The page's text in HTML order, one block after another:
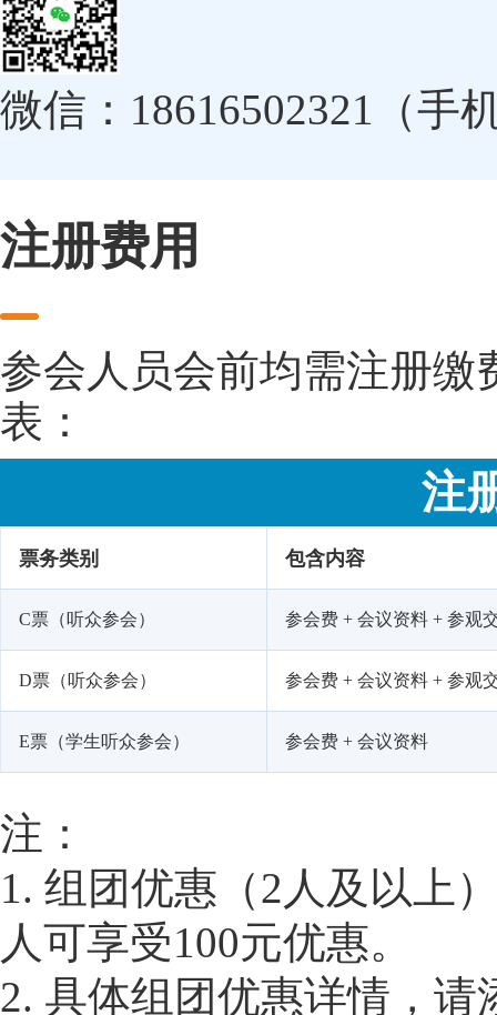
微信：18616502321（手
注册费用
参会人员会前均需注册缴
表：
注
票务类别 包含内容
C票（听众参会） 参会费 + 会议资料 + 参观
D票（听众参会） 参会费 + 会议资料 + 参观
E票（学生听众参会） 参会费 + 会议资料
注：
1. 组团优惠（2人及以上
人可享受100元优惠。
2. 具体组团优惠详情，请